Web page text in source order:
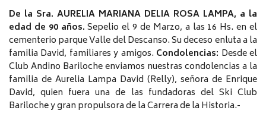
De la Sra. AURELIA MARIANA DELIA ROSA LAMPA, a la
edad de 90 años.Sepelio el 9 de Marzo, a las 16 Hs. en el
cementerio parque Valle del Descanso. Su deceso enluta a la
familia David, familiares y amigos. Condolencias: Desde el
Club Andino Bariloche enviamos nuestras condolencias a la
familia de Aurelia Lampa David (Relly), señora de Enrique
David, quien fuera una de las fundadoras del Ski Club
Bariloche y gran propulsora de la Carrera de la Historia.-